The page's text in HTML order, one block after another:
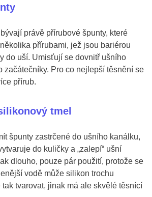
právě přírubové špunty, které
přírubami, jež jsou bariérou
do uší. Umisťují se dovnitř ušního
začátečníky. Pro co nejlepší těsnění se
přírub.
tmel
špunty zastrčené do ušního kanálku,
do kuličky a „zalepí“ ušní
dlouho, pouze pár použití, protože se
vodě může silikon trochu
tak tvarovat, jinak má ale skvělé těsnící